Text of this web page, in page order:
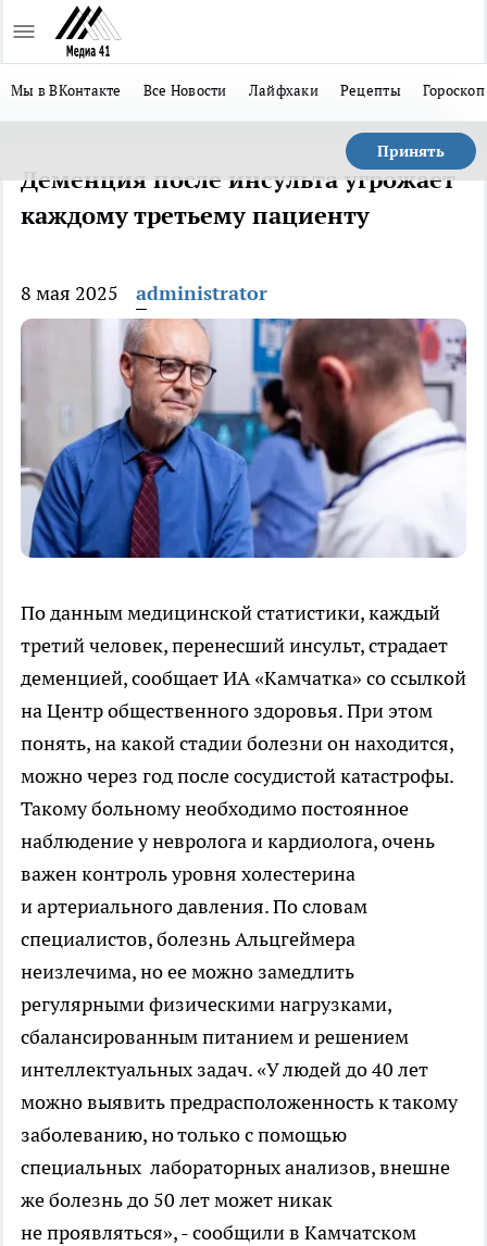
Мы в ВКонтакте Все Новости Лайфхаки Рецепты Гороскоп
Принять
Деменция после инсульта угрожает
каждому третьему пациенту
8 мая 2025 administrator
По данным медицинской статистики, каждый
третий человек, перенесший инсульт, страдает
деменцией, сообщает ИА «Камчатка» со ссылкой
на Центр общественного здоровья. При этом
понять, на какой стадии болезни он находится,
можно через год после сосудистой катастрофы.
Такому больному необходимо постоянное
наблюдение у невролога и кардиолога, очень
важен контроль уровня холестерина
и артериального давления. По словам
специалистов, болезнь Альцгеймера
неизлечима, но ее можно замедлить
регулярными физическими нагрузками,
сбалансированным питанием и решением
интеллектуальных задач. «У людей до 40 лет
можно выявить предрасположенность к такому
заболеванию, но только с помощью
специальных лабораторных анализов, внешне
же болезнь до 50 лет может никак
не проявляться», - сообщили в Камчатском